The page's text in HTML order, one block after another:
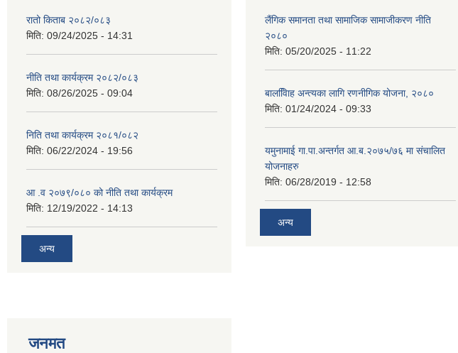
रातो किताब २०८२/०८३
मिति: 09/24/2025 - 14:31
नीति तथा कार्यक्रम २०८२/०८३
मिति: 08/26/2025 - 09:04
निति तथा कार्यक्रम २०८१/०८२
मिति: 06/22/2024 - 19:56
आ .व २०७९/०८० को नीति तथा कार्यक्रम
मिति: 12/19/2022 - 14:13
अन्य
लैंगिक समानता तथा सामाजिक सामाजीकरण नीति
२०८०
मिति: 05/20/2025 - 11:22
बालवििाह अन्त्यका लागि रणनीगिक योजना, २०८०
मिति: 01/24/2024 - 09:33
यमुनामाई गा.पा.अन्तर्गत आ.ब.२०७५/७६ मा संचालित
योजनाहरु
मिति: 06/28/2019 - 12:58
अन्य
जनमत